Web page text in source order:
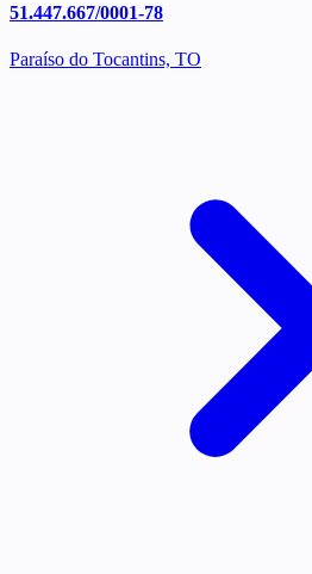
51.447.667/0001-78
Paraíso do Tocantins, TO